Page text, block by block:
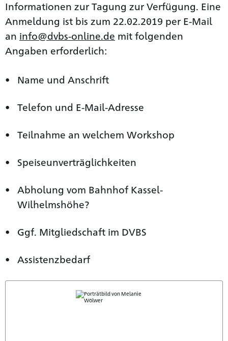
Informationen zur Tagung zur Verfügung. Eine
Anmeldung ist bis zum 22.02.2019 per E-Mail
an info@dvbs-online.de mit folgenden
Angaben erforderlich:
Name und Anschrift
Telefon und E-Mail-Adresse
Teilnahme an welchem Workshop
Speiseunverträglichkeiten
Abholung vom Bahnhof Kassel-
Wilhelmshöhe?
Ggf. Mitgliedschaft im DVBS
Assistenzbedarf